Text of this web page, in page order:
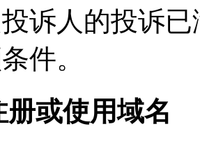
诉人的投诉
件。
册或使用域名